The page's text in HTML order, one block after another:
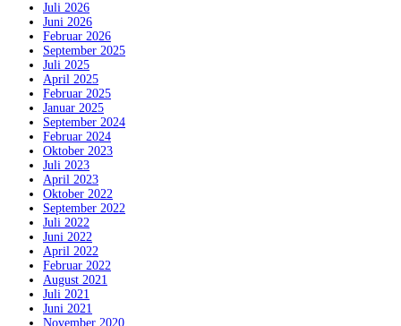
Juli 2026
Juni 2026
Februar 2026
September 2025
Juli 2025
April 2025
Februar 2025
Januar 2025
September 2024
Februar 2024
Oktober 2023
Juli 2023
April 2023
Oktober 2022
September 2022
Juli 2022
Juni 2022
April 2022
Februar 2022
August 2021
Juli 2021
Juni 2021
November 2020